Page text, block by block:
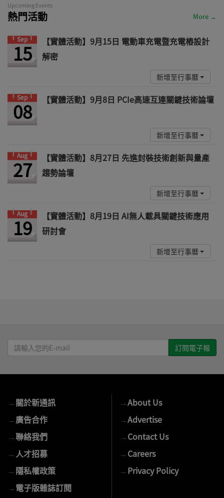
Upcoming Events
熱門活動 More →
Sep
15
【實體活動】9月15日 電動車充電暨充電樁設計
解密
新增至行事曆
Sep
08 【實體活動】9月8日 PCIe高速互連關鍵技術論壇
新增至行事曆
Aug
27
【實體活動】8月27日 先進封裝技術創新與量產
趨勢論壇
新增至行事曆
Aug
19
【實體活動】8月19日 AI無人載具關鍵技術應用
研討會
新增至行事曆
請
輸
E-
mail
→關於新通訊
→廣告合作
→聯絡我們
→ 人才招募
→隱私權政策
→電子版雜誌訂閱
→About Us
→Advertise
→Contact Us
→Careers
→Privacy Policy